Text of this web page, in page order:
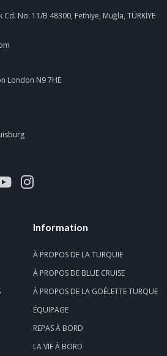
No: 11/B 48300, Fethiye, Muğla, TÜRKİYE
London N9 7HE
Information
À PROPOS DE LA TURQUIE
À PROPOS DE BLUE CRUISE
À PROPOS DE LA GOÉLETTE TURQUE
ÉQUIPAGE
REPAS À BORD
LA VIE À BORD